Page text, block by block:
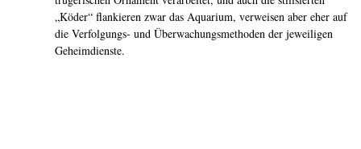
„Köder“ flankieren zwar das Aquarium, verweisen aber eher auf
die Verfolgungs- und Überwachungs­methoden der jeweiligen
Geheimdienste.